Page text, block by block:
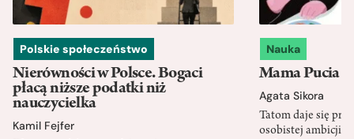
Polskie społeczeństwo
Nierówności w Polsce. Bogaci
płacą niższe podatki niż
nauczycielka
Kamil Fejfer
Nauka
Mama Pucia
Agata Sikora
Tatom daje się
osobistej ambicji,